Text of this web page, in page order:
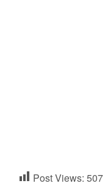
Post Views: 507